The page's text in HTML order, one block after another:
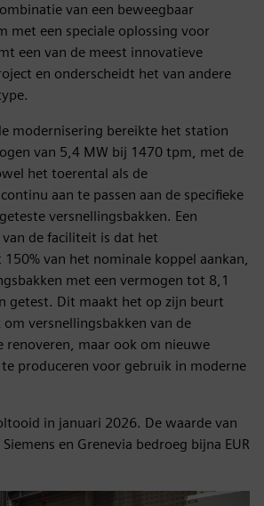
van een beweegbaar
met een speciale oplossing voor
een van de meest innovatieve
en onderscheidt het van andere
modernisering bereikte het station
van 5,4 MW bij 1470 tpm, met de
het toerental als de
aan te passen aan de specifieke
versnellingsbakken. Een
de faciliteit is dat het
van het nominale koppel aankan,
met een vermogen tot 8,1
getest. Dit maakt het op zijn beurt
versnellingsbakken van de
renoveren, maar ook om nieuwe
produceren voor gebruik in moderne
in januari 2026. De waarde van
en Grenevia bedroeg bijna EUR